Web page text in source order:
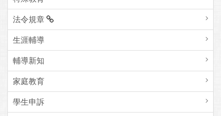
法令規章
生涯輔導
輔導新知
家庭教育
學生申訴